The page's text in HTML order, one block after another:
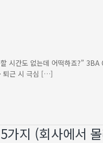
시간도 없는데 어떡하죠?”
퇴근 시 극심 […]
가지 (회사에서